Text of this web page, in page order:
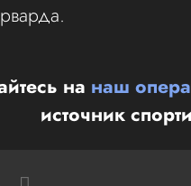
на наш
источник